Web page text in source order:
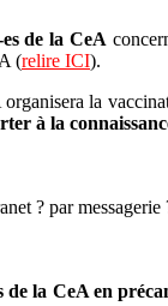
de la CeA
(relire ICI).
la
à la
? par messagerie
la CeA en